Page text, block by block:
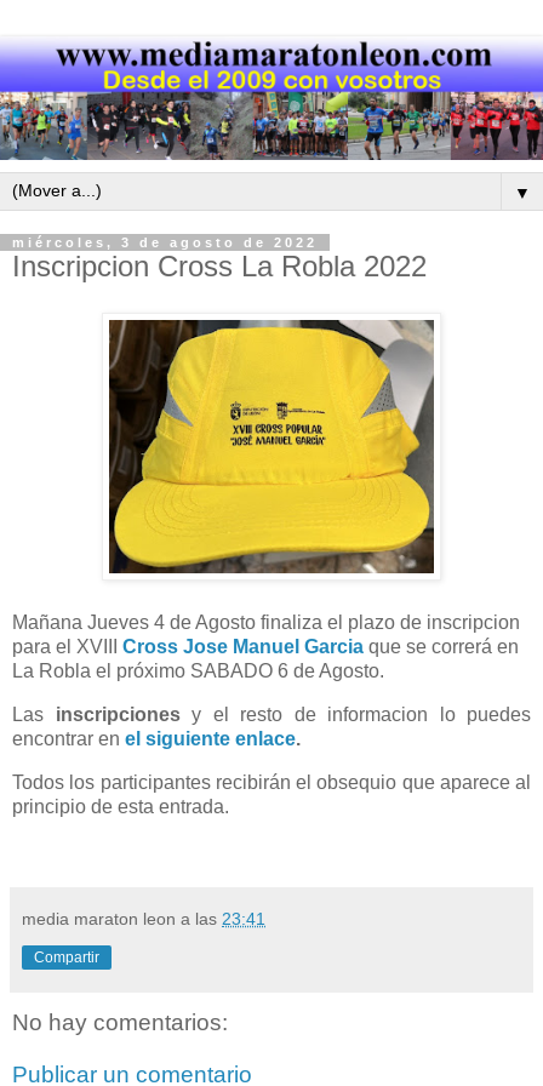
▼
miércoles, 3 de agosto de 2022
Inscripcion Cross La Robla 2022
Mañana Jueves 4 de Agosto finaliza el plazo de inscripcion
para el XVIII Cross Jose Manuel Garcia que se correrá en
La Robla el próximo SABADO 6 de Agosto.
Las inscripcionesy el resto de informacion lo puedes
encontrar en el siguiente enlace.
Todos los participantes recibirán el obsequio que aparece al
principio de esta entrada.
media maraton leon a las 23:41
Compartir
No hay comentarios:
Publicar un comentario